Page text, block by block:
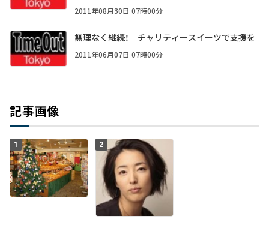
2011年08月30日 07時00分
無理なく継続！ チャリティースイーツで支援を
2011年06月07日 07時00分
記事画像
1 2